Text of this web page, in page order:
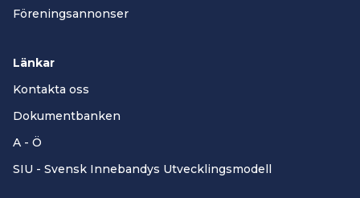
Föreningsannonser
Länkar
Kontakta oss
Dokumentbanken
A - Ö
SIU - Svensk Innebandys Utvecklingsmodell